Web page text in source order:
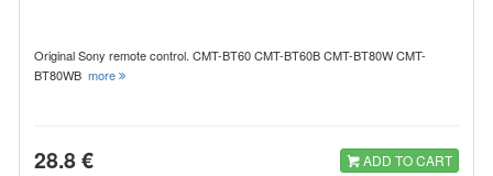
Original Sony remote control. CMT-BT60 CMT-BT60B CMT-BT80W CMT-
BT80WB more
28.8 € ADD TO CART